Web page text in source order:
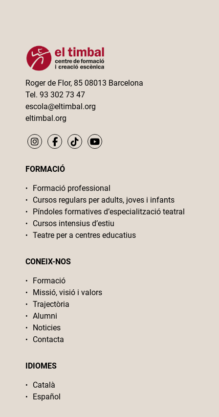
Roger de Flor, 85 08013 Barcelona
Tel. 93 302 73 47
escola@eltimbal.org
eltimbal.org
FORMACIÓ
Formació professional
Cursos regulars per adults, joves i infants
Píndoles formatives d’especialització teatral
Cursos intensius d’estiu
Teatre per a centres educatius
CONEIX-NOS
Formació
Missió, visió i valors
Trajectòria
Alumni
Noticies
Contacta
IDIOMES
Català
Español